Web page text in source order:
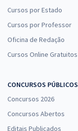
Cursos por Estado
Cursos por Professor
Oficina de Redação
Cursos Online Gratuitos
CONCURSOS PÚBLICOS
Concursos 2026
Concursos Abertos
Editais Publicados